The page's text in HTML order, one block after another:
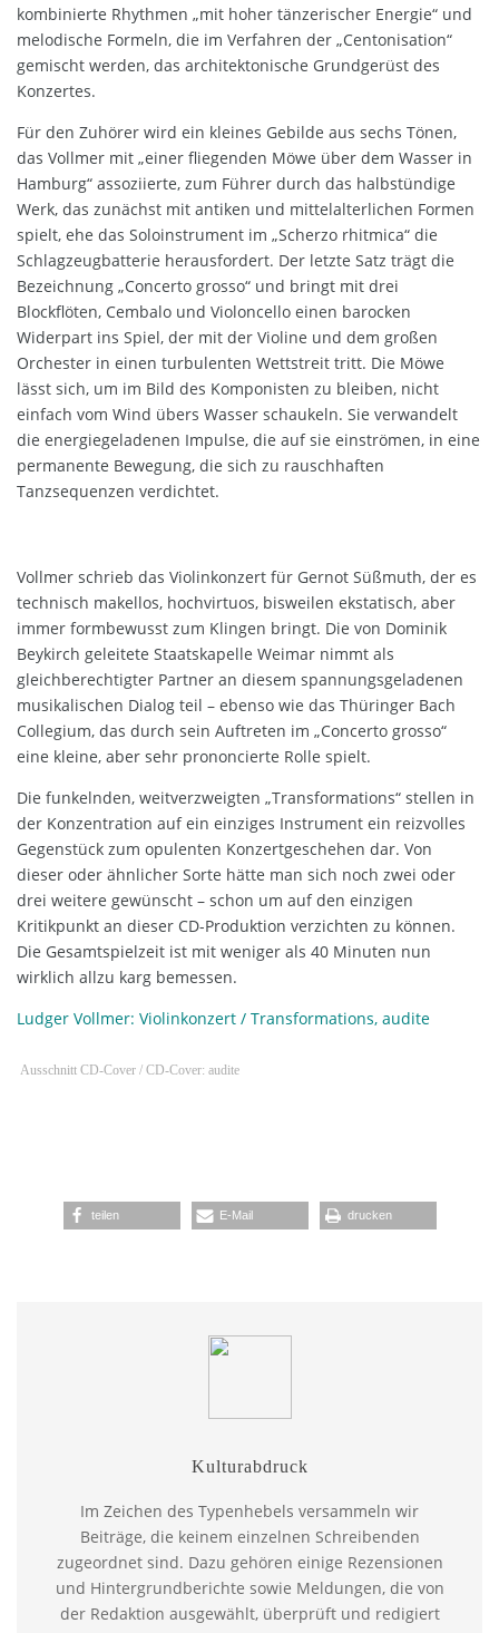
kombinierte Rhythmen „mit hoher tänzerischer Energie“ und
melodische Formeln, die im Verfahren der „Centonisation“
gemischt werden, das architektonische Grundgerüst des
Konzertes.
Für den Zuhörer wird ein kleines Gebilde aus sechs Tönen,
das Vollmer mit „einer fliegenden Möwe über dem Wasser in
Hamburg“ assoziierte, zum Führer durch das halbstündige
Werk, das zunächst mit antiken und mittelalterlichen Formen
spielt, ehe das Soloinstrument im „Scherzo rhitmica“ die
Schlagzeugbatterie herausfordert. Der letzte Satz trägt die
Bezeichnung „Concerto grosso“ und bringt mit drei
Blockflöten, Cembalo und Violoncello einen barocken
Widerpart ins Spiel, der mit der Violine und dem großen
Orchester in einen turbulenten Wettstreit tritt. Die Möwe
lässt sich, um im Bild des Komponisten zu bleiben, nicht
einfach vom Wind übers Wasser schaukeln. Sie verwandelt
die energiegeladenen Impulse, die auf sie einströmen, in eine
permanente Bewegung, die sich zu rauschhaften
Tanzsequenzen verdichtet.
Vollmer schrieb das Violinkonzert für Gernot Süßmuth, der es
technisch makellos, hochvirtuos, bisweilen ekstatisch, aber
immer formbewusst zum Klingen bringt. Die von Dominik
Beykirch geleitete Staatskapelle Weimar nimmt als
gleichberechtigter Partner an diesem spannungsgeladenen
musikalischen Dialog teil – ebenso wie das Thüringer Bach
Collegium, das durch sein Auftreten im „Concerto grosso“
eine kleine, aber sehr prononcierte Rolle spielt.
Die funkelnden, weitverzweigten „Transformations“ stellen in
der Konzentration auf ein einziges Instrument ein reizvolles
Gegenstück zum opulenten Konzertgeschehen dar. Von
dieser oder ähnlicher Sorte hätte man sich noch zwei oder
drei weitere gewünscht – schon um auf den einzigen
Kritikpunkt an dieser CD-Produktion verzichten zu können.
Die Gesamtspielzeit ist mit weniger als 40 Minuten nun
wirklich allzu karg bemessen.
Ludger Vollmer: Violinkonzert / Transformations, audite
Ausschnitt CD-Cover / CD-Cover: audite
teilen E-Mail drucken
Kulturabdruck
Im Zeichen des Typenhebels versammeln wir
Beiträge, die keinem einzelnen Schreibenden
zugeordnet sind. Dazu gehören einige Rezensionen
und Hintergrundberichte sowie Meldungen, die von
der Redaktion ausgewählt, überprüft und redigiert